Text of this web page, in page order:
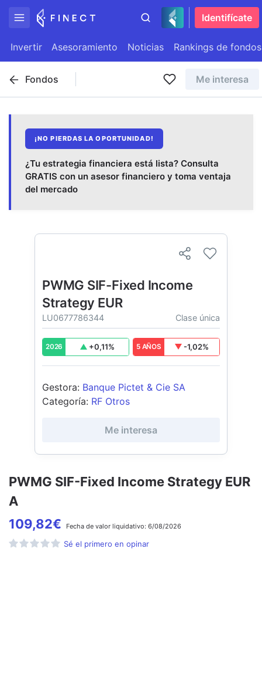
Identifícate
Invertir Asesoramiento Noticias Rankings de fondos
Fondos Me interesa
¡NO PIERDAS LA OPORTUNIDAD!
¿Tu estrategia financiera está lista? Consulta
GRATIS con un asesor financiero y toma ventaja
del mercado
PWMG SIF-Fixed Income Strategy EUR
A
109,82€ Fecha de valor liquidativo: 6/08/2026
Sé el primero en opinar
PWMG SIF-Fixed Income
Strategy EUR
LU0677786344 Clase única
2026 +0,11% 5 AÑOS -1,02%
Gestora: Banque Pictet & Cie SA
Categoría: RF Otros
Me interesa